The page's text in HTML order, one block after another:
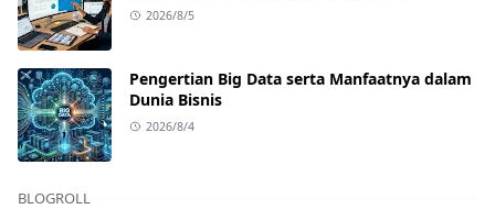
2026/8/5
Pengertian Big Data serta Manfaatnya dalam
Dunia Bisnis
2026/8/4
BLOGROLL